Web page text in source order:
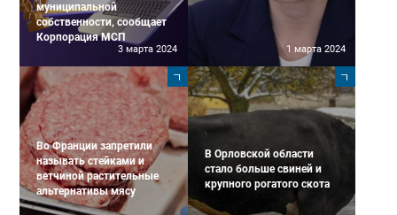
муниципальной
собственности, сообщает
Корпорация МСП
3 марта 2024 1 марта 2024
Во Франции запретили
называть стейками и
ветчиной растительные
альтернативы мясу
В Орловской области
стало больше свиней и
крупного рогатого скота